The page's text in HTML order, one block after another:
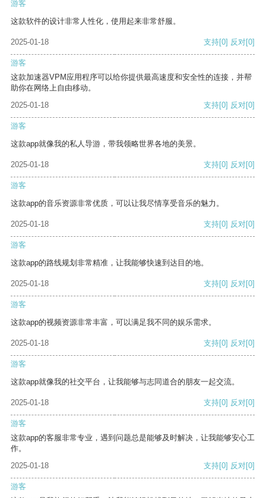
游客
这款软件的设计非常人性化，使用起来非常舒服。
2025-01-18 支持[0] 反对[0]
游客
这款加速器VPM应用程序可以给你提供最高速度和安全性的连接，并帮
助你在网络上自由移动。
2025-01-18
支持[0] 反对[0]
游客
这款app就像我的私人导游，带我领略世界各地的美景。
2025-01-18 支持[0] 反对[0]
游客
这款app的音乐资源非常优质，可以让我尽情享受音乐的魅力。
2025-01-18 支持[0] 反对[0]
游客
这款app的路线规划非常精准，让我能够快速到达目的地。
2025-01-18 支持[0] 反对[0]
游客
这款app的视频资源非常丰富，可以满足我不同的娱乐需求。
2025-01-18 支持[0] 反对[0]
游客
这款app就像我的社交平台，让我能够与志同道合的朋友一起交流。
2025-01-18 支持[0] 反对[0]
游客
这款app的客服非常专业，遇到问题总是能够及时解决，让我能够安心工
作。
2025-01-18
支持[0] 反对[0]
游客